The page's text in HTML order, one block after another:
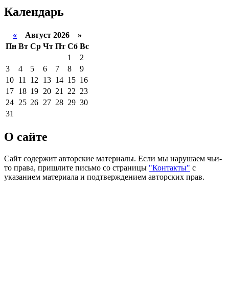
Календарь
« Август 2026 »
Пн Вт Ср Чт Пт Сб Вс
1
2
3
4 5 6 7 8
9
10 11 12 13 14 15 16
17 18 19 20 21 22 23
24 25 26 27 28 29 30
31
О сайте
Сайт содержит авторские материалы. Если мы нарушаем чьи-
то права, пришлите письмо со страницы "Контакты" с
указанием материала и подтверждением авторских прав.